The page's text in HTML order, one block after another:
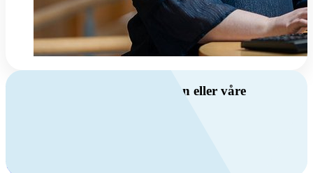
Har du spørsmål om ventilasjon eller våre
Kontakt oss